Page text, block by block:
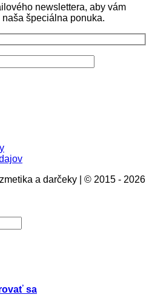
pracie
newslettera, aby vám
špeciálna ponuka.
a darčeky | © 2015 - 2026
sa